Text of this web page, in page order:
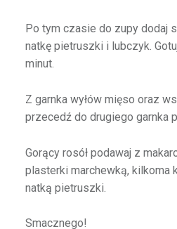
Po tym czasie do zupy dodaj
natkę pietruszki i lubczyk.
minut.
Z garnka wyłów mięso oraz
przecedź do drugiego garnka
Gorący rosół podawaj z
plasterki marchewką, kilkoma
natką pietruszki.
Smacznego!